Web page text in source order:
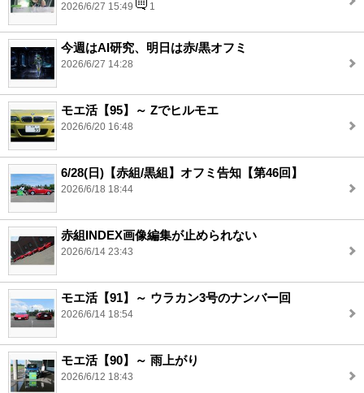
2026/6/27 15:49 1
今週はAI研究、明日は赤/黒オフミ
2026/6/27 14:28
モエ活【95】～ Zでヒルモエ
2026/6/20 16:48
6/28(日)【赤組/黒組】オフミ告知【第46回】
2026/6/18 18:44
赤組INDEX画像編集が止められない
2026/6/14 23:43
モエ活【91】～ ウラカン3号のナンバー回
2026/6/14 18:54
モエ活【90】～ 雨上がり
2026/6/12 18:43